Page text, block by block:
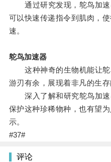
通过研究发现，鸵鸟加速
可以快速传递指令到肌肉，
速。
鸵鸟加速器
这种神奇的生物机能让鸵
游刃有余，展现着非凡的生存
深入了解和研究鸵鸟加速
保护这种珍稀物种，也有望
示。
#37#
评论